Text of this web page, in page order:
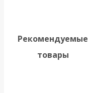
Рекомендуемые
товары